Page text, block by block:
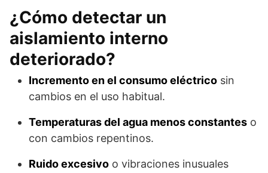
¿Cómo detectar un
aislamiento interno
deteriorado?
Incremento en el consumo eléctrico sin
cambios en el uso habitual.
Temperaturas del agua menos constantes o
con cambios repentinos.
Ruido excesivo o vibraciones inusuales